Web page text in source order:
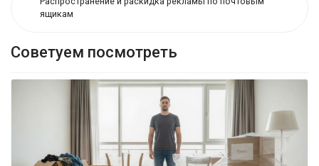
ящикам
Советуем посмотреть